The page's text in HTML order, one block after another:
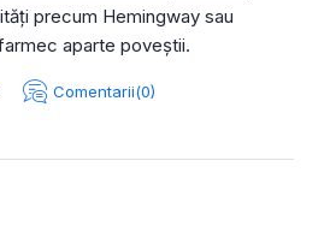
precum Hemingway sau
aparte poveștii.
Comentarii(0)